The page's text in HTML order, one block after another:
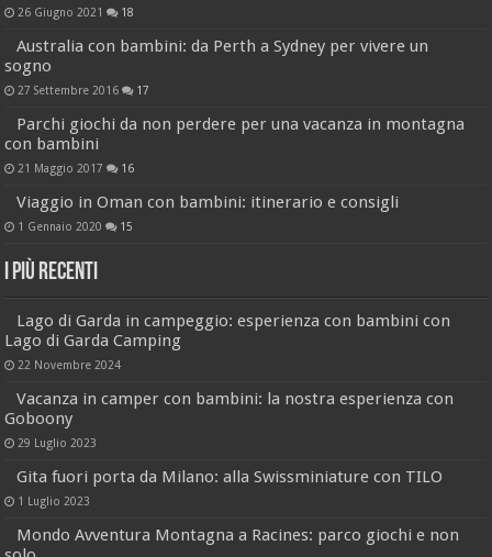
26 Giugno 2021 18
Australia con bambini: da Perth a Sydney per vivere un
sogno
27 Settembre 2016 17
Parchi giochi da non perdere per una vacanza in montagna
con bambini
21 Maggio 2017 16
Viaggio in Oman con bambini: itinerario e consigli
1 Gennaio 2020 15
I più recenti
Lago di Garda in campeggio: esperienza con bambini con
Lago di Garda Camping
22 Novembre 2024
Vacanza in camper con bambini: la nostra esperienza con
Goboony
29 Luglio 2023
Gita fuori porta da Milano: alla Swissminiature con TILO
1 Luglio 2023
Mondo Avventura Montagna a Racines: parco giochi e non